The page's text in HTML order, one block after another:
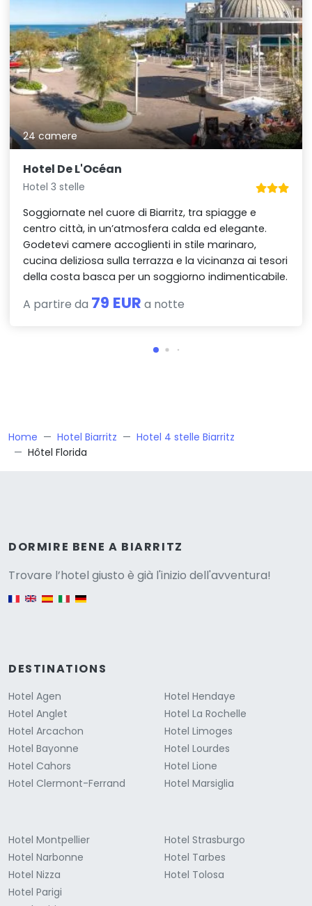
24 camere
Hotel De L'Océan
Hotel 3 stelle
Soggiornate nel cuore di Biarritz, tra spiagge e
centro città, in un’atmosfera calda ed elegante.
Godetevi camere accoglienti in stile marinaro,
cucina deliziosa sulla terrazza e la vicinanza ai tesori
della costa basca per un soggiorno indimenticabile.
A partire da 79 EUR a notte
Home Hotel Biarritz
Hotel 4 stelle Biarritz
Hôtel Florida
DORMIRE BENE A BIARRITZ
Trovare l’hotel giusto è già l'inizio dell'avventura!
English version
DESTINATIONS
Hotel Agen
Hotel Anglet
Hotel Arcachon
Hotel Bayonne
Hotel Cahors
Hotel Clermont-Ferrand
Hotel Hendaye
Hotel La Rochelle
Hotel Limoges
Hotel Lourdes
Hotel Lione
Hotel Marsiglia
Hotel Montpellier
Hotel Narbonne
Hotel Nizza
Hotel Parigi
Hotel Strasburgo
Hotel Tarbes
Hotel Tolosa